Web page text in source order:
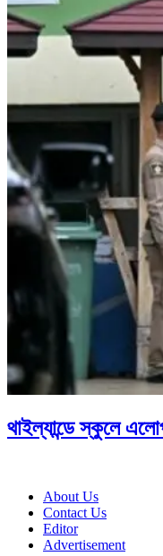
থাইল্যান্ডে স্কুলে
About Us
Contact Us
Editor
Advertisement